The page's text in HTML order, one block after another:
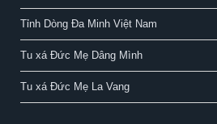
Tỉnh Dòng Đa Minh Việt Nam
Tu xá Đức Mẹ Dâng Mình
Tu xá Đức Mẹ La Vang